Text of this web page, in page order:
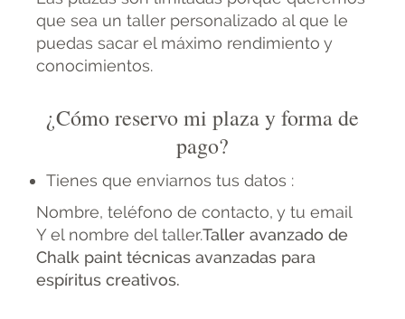
que sea un taller personalizado al que le
puedas sacar el máximo rendimiento y
conocimientos.
¿Cómo reservo mi plaza y forma de
pago?
Tienes que enviarnos tus datos :
Nombre, teléfono de contacto, y tu email
Y el nombre del taller.Taller avanzado de
Chalk paint técnicas avanzadas para
espíritus creativos.